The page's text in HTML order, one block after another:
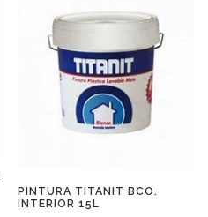
PINTURA TITANIT BCO.
INTERIOR 15L